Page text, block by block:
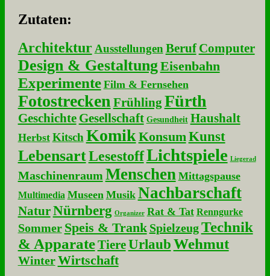
Zu­ta­ten:
Architektur Ausstellungen Beruf Computer
Design & GestaltungEisenbahn
Experimente Film & Fernsehen
Fotostrecken Frühling Fürth
Geschichte Gesellschaft Gesundheit Haushalt
Herbst Kitsch Komik KonsumKunst
LebensartLesestoffLichtspiele Liegerad
Maschinenraum Menschen Mittagspause
Multimedia Museen Musik Nachbarschaft
NaturNürnberg Organizer Rat & Tat Renngurke
Sommer Speis & Trank Spielzeug Technik
& Apparate Tiere UrlaubWehmut
Winter Wirtschaft